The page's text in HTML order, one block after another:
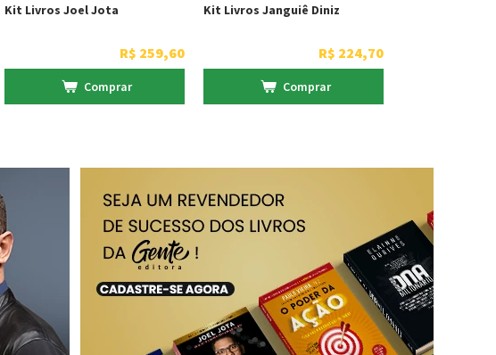
Kit Livros Joel Jota
R$ 259,60
Comprar
Kit Livros Janguiê Diniz
R$ 224,70
Comprar